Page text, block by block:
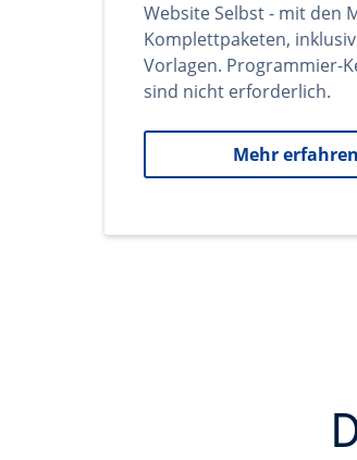
Website Selbst - mit den
Komplettpaketen,
Vorlagen. Programmier-
sind nicht erforderlich.
Mehr erfahren